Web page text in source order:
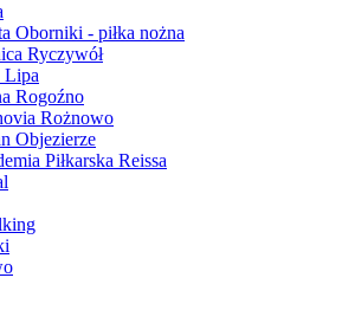
Oborniki - piłka nożna
Ryczywół
Rogoźno
Rożnowo
Objezierze
Piłkarska Reissa